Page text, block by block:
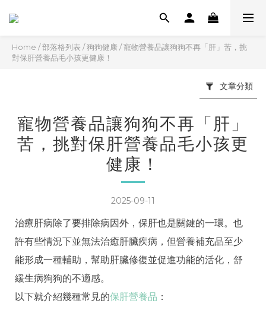
Home /部落格列表 /狗狗健康 /寵物營養品讓狗狗不再「肝」苦，挑
對保肝營養品毛小孩更健康！
文章分類
寵物營養品讓狗狗不再「肝」
苦，挑對保肝營養品毛小孩更
健康！
2025-09-11
治療肝病除了要排除病因外，保肝也是關鍵的一環。也
許有些情況下並無法治癒肝臟疾病，但營養補充品至少
能形成一種輔助，幫助肝臟修復並促進功能的活化，舒
緩生病狗狗的不適感。
以下就介紹幾種常見的保肝營養品 ：